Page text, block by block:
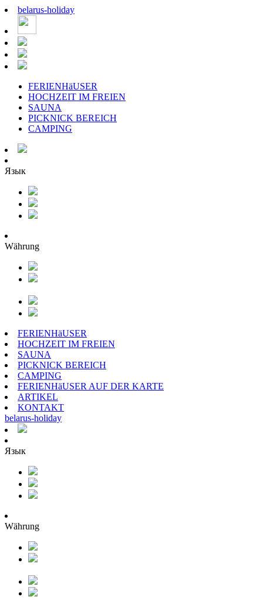
belarus-holiday
FERIENHäUSER
HOCHZEIT IM FREIEN
SAUNA
PICKNICK BEREICH
CAMPING
Язык
Währung
FERIENHäUSER
HOCHZEIT IM FREIEN
SAUNA
PICKNICK BEREICH
CAMPING
FERIENHäUSER AUF DER KARTE
ARTIKEL
KONTAKT
belarus-holiday
Язык
Währung